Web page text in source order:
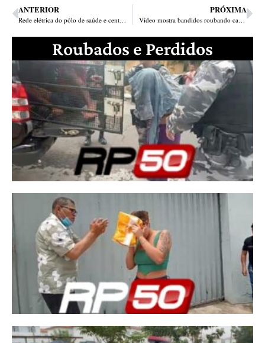
ANTERIOR
Rede elétrica do pólo de saúde e centro comercial de Teresina ganha reforço com nova subestação
PRÓXIMA
Vídeo mostra bandidos roubando carro de jornalista no Centro de Teresina
Roubados e Perdidos